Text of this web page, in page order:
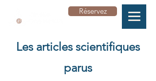
Réservez
Les articles scientifiques
parus